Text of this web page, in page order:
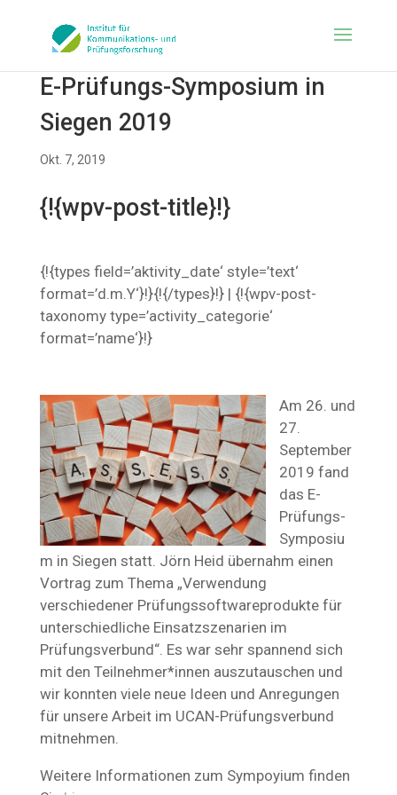
E-Prüfungs-Symposium in
Siegen 2019
Okt. 7, 2019
{!{wpv-post-title}!}
{!{types field=’aktivity_date‘ style=’text‘
format=’d.m.Y‘}!}{!{/types}!} | {!{wpv-post-
taxonomy type=’activity_categorie‘
format=’name‘}!}
Am 26. und
27.
September
2019 fand
das E-
Prüfungs-
Symposiu
m in Siegen statt. Jörn Heid übernahm einen
Vortrag zum Thema „Verwendung
verschiedener Prüfungssoftwareprodukte für
unterschiedliche Einsatzszenarien im
Prüfungsverbund“. Es war sehr spannend sich
mit den Teilnehmer*innen auszutauschen und
wir konnten viele neue Ideen und Anregungen
für unsere Arbeit im UCAN-Prüfungsverbund
mitnehmen.
Weitere Informationen zum Sympoyium finden